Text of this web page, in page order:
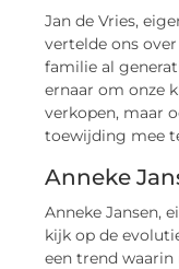
Jan de Vries,
vertelde ons
familie al
ernaar om onze
verkopen, maar
toewijding mee
Anneke
Anneke Jansen,
kijk op de
een trend waarin